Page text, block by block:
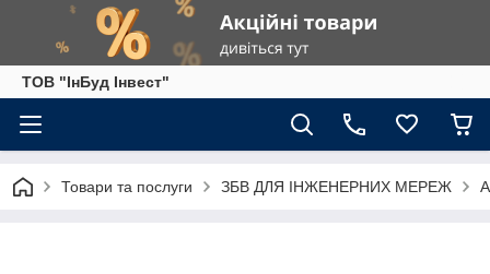
ТОВ "ІнБуд Інвест"
Товари та послуги ЗБВ ДЛЯ ІНЖЕНЕРНИХ МЕРЕЖ